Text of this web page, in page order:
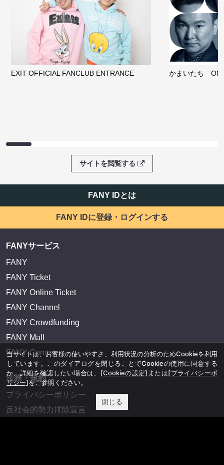
EXIT OFFICIAL FANCLUB ENTRANCE かまいたち
サイトを閲覧する
FANY IDとは
FANY IDに登録・ログインする
FANYサービス
FANY
FANY Ticket
FANY Online Ticket
FANY Channel
FANY Crowdfunding
FANY Mall
FANY Commu
法務・規約
プライバシーポリシー
反社会的勢力排除宣言
当サイトは、お客様の使いやすさ、利用状況の分析のためCookieを利用
しています。このダイアログを閉じることでCookieの使用に同意する
か、詳細を確認したい場合は、 [Cookieの設定] または[プライバシーポ
リシー]をご参照ください。
閉じる